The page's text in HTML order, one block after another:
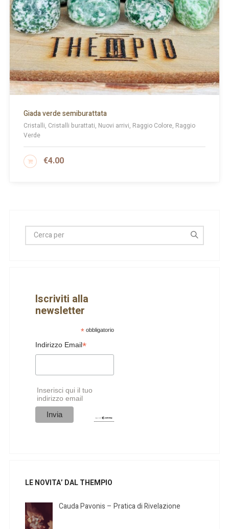
Giada verde semiburattata
Cristalli, Cristalli burattati, Nuovi arrivi, Raggio Colore, Raggio
Verde
€4.00
AGGIUNGI AL CARRELLO
Iscriviti alla
newsletter
*obbligatorio
Indirizzo Email*
Inserisci qui il tuo
indirizzo email
LE NOVITA’ DAL THEMPIO
Cauda Pavonis – Pratica di Rivelazione